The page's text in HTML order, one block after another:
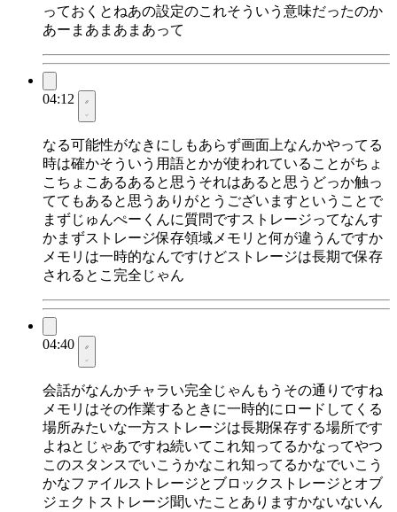
っておくとねあの設定のこれそういう意味だったのか
あーまあまあまあって
04:12
なる可能性がなきにしもあらず画面上なんかやってる
時は確かそういう用語とかが使われていることがちょ
こちょこあるあると思うそれはあると思うどっか触っ
ててもあると思うありがとうございますということで
まずじゅんぺーくんに質問ですストレージってなんす
かまずストレージ保存領域メモリと何が違うんですか
メモリは一時的なんですけどストレージは長期で保存
されるとこ完全じゃん
04:40
会話がなんかチャラい完全じゃんもうその通りですね
メモリはその作業するときに一時的にロードしてくる
場所みたいな一方ストレージは長期保存する場所です
よねとじゃあですね続いてこれ知ってるかなってやつ
このスタンスでいこうかなこれ知ってるかなでいこう
かなファイルストレージとブロックストレージとオブ
ジェクトストレージ聞いたことありますかないないん